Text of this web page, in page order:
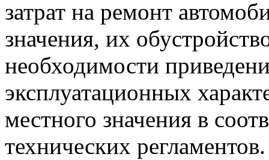
затрат на ремонт
значения, их
необходимости
эксплуатационных
местного значения в
технических регламентов.